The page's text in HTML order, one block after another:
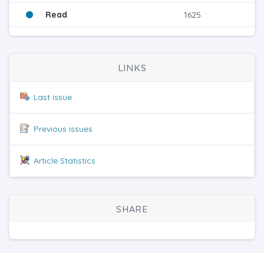
Read 1625
LINKS
Last issue
Previous issues
Article Statistics
SHARE